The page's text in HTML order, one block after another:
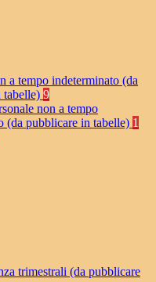
a tempo indeterminato (da
tabelle) 9
non a tempo
(da pubblicare in tabelle) 1
trimestrali (da pubblicare